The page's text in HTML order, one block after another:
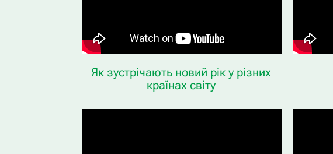
Як зустрічають новий рік у різних
країнах світу